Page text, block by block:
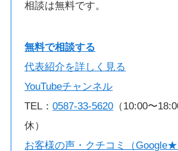
相談は無料です。
無料で相談する
代表紹介を詳しく見る
YouTubeチャンネル
TEL：0587-33-5620 （10:00〜
休）
お客様の声・クチコミ（